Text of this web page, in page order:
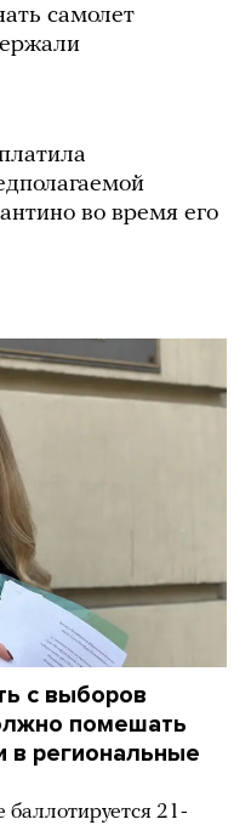
самолет
во время его
с выборов
помешать
в региональные
баллотируется 21-